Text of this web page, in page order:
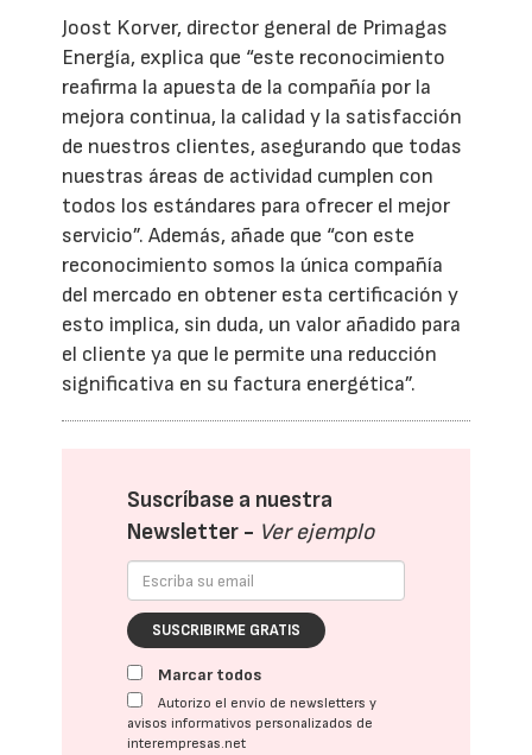
Joost Korver, director general de Primagas
Energía, explica que “este reconocimiento
reafirma la apuesta de la compañía por la
mejora continua, la calidad y la satisfacción
de nuestros clientes, asegurando que todas
nuestras áreas de actividad cumplen con
todos los estándares para ofrecer el mejor
servicio”. Además, añade que “con este
reconocimiento somos la única compañía
del mercado en obtener esta certificación y
esto implica, sin duda, un valor añadido para
el cliente ya que le permite una reducción
significativa en su factura energética”.
Suscríbase a nuestra
Newsletter - Ver ejemplo
SUSCRIBIRME GRATIS
Marcar todos
Autorizo el envío de newsletters y
avisos informativos personalizados de
interempresas.net